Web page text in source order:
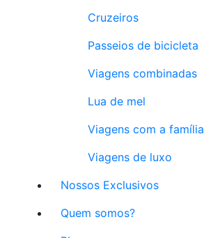
Cruzeiros
Passeios de bicicleta
Viagens combinadas
Lua de mel
Viagens com a família
Viagens de luxo
Nossos Exclusivos
Quem somos?